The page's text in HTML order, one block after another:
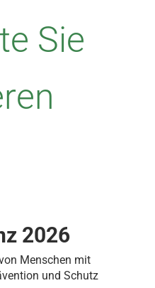
Sie
2026
Menschen mit
und Schutz